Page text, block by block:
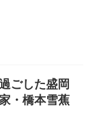
ごした盛岡
・橋本雪蕉